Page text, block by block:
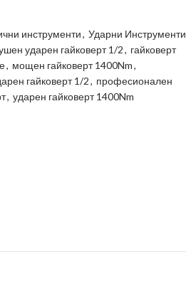
инструменти, Ударни Инструменти
ударен гайковерт 1/2, гайковерт
, мощен гайковерт 1400Nm,
гайковерт 1/2, професионален
, ударен гайковерт 1400Nm